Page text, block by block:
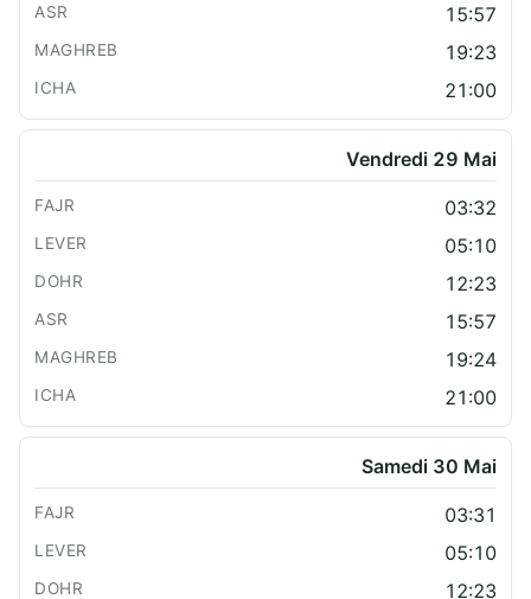
15:57
19:23
21:00
Vendredi 29 Mai
03:32
05:10
12:23
15:57
19:24
21:00
Samedi 30 Mai
03:31
05:10
12:23